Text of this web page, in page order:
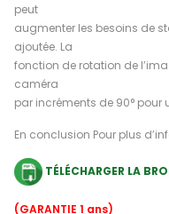
peut
augmenter les besoins de
ajoutée. La
fonction de rotation de
caméra
par incréments de 90° pour
En conclusion Pour plus
TÉLÉCHARGER LA
(GARANTIE 1 ans)